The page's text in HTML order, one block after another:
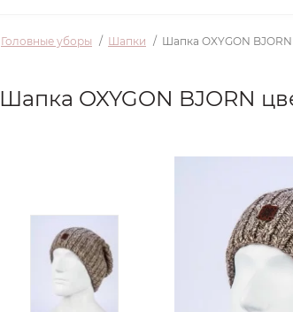
Головные уборы Шапки Шапка OXYGON
Шапка OXYGON BJORN